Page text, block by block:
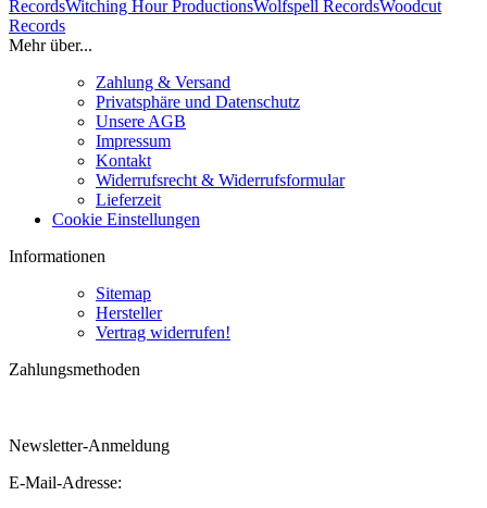
RecordsWitching Hour ProductionsWolfspell RecordsWoodcut
Records
Mehr über...
Zahlung & Versand
Privatsphäre und Datenschutz
Unsere AGB
Impressum
Kontakt
Widerrufsrecht & Widerrufsformular
Lieferzeit
Cookie Einstellungen
Informationen
Sitemap
Hersteller
Vertrag widerrufen!
Zahlungsmethoden
Newsletter-Anmeldung
E-Mail-Adresse: